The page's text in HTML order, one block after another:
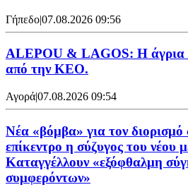
Γήπεδο|07.08.2026 09:56
ALEPOU & LAGOS: Η άγρια
από την ΚΕΟ.
Αγορά|07.08.2026 09:54
Νέα «βόμβα» για τον
επίκεντρο η σύζυγος του νέου
Καταγγέλλουν «εξόφθαλμη
συμφερόντων»